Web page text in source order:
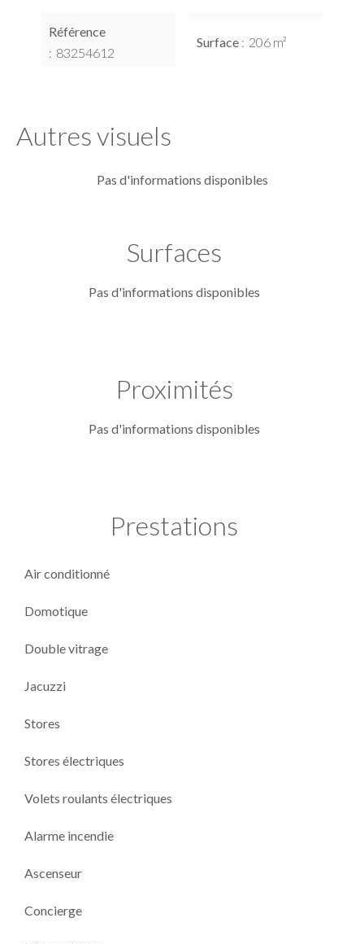
Référence
83254612
Surface 206 m²
Autres visuels
Pas d'informations disponibles
Surfaces
Pas d'informations disponibles
Proximités
Pas d'informations disponibles
Prestations
Air conditionné
Domotique
Double vitrage
Jacuzzi
Stores
Stores électriques
Volets roulants électriques
Alarme incendie
Ascenseur
Concierge